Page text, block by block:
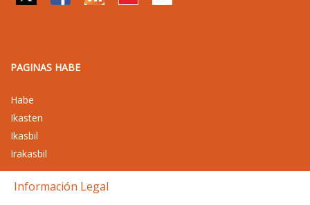
PAGINAS HABE
Habe
Ikasten
Ikasbil
Irakasbil
Información Legal